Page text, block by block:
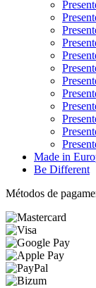
Made in
Be Different
Métodos de